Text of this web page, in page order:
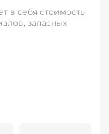
в себя стоимость
запасных